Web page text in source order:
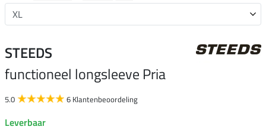
STEEDS
functioneel longsleeve Pria
5.0 6 Klantenbeoordeling
Leverbaar